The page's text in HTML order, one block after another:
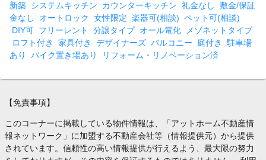
新築 システムキッチン カウンターキッチン 礼金なし
敷金/保証
金なし
オートロック 女性限定 楽器可(相談) ペット可(相談)
DIY可 フリーレント 分譲タイプ オール電化
メゾネットタイプ
ロフト付き
家具付き デザイナーズ バルコニー 庭付き
駐車場
あり
バイク置き場あり リフォーム・リノベーション済
【免責事項】
このコーナーに掲載している物件情報は、「アットホーム不動産情
報ネットワーク」に加盟する不動産会社等（情報提供元）から提供
されています。信頼性の高い情報提供が行えるよう、最大限の努力